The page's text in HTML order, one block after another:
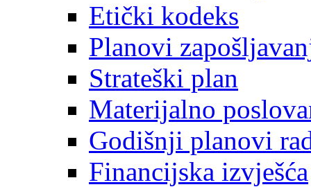
Etički kodeks
Planovi
Strateški plan
Materijalno
Godišnji planovi
Financijska izvješća